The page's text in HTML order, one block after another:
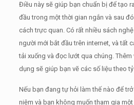
Điều này sẽ giúp bạn chuẩn bị để tạo
đầu trong một thời gian ngắn và sau
cách trực quan. Có rất nhiều sách
người mới bắt đầu trên internet, và tất
tải xuống và đọc lướt qua chúng. Thêm
dụng sẽ giúp bạn vẽ các số liệu theo
Nếu bạn đang tự hỏi làm thế nào để
niệm và bạn không muốn tham gia